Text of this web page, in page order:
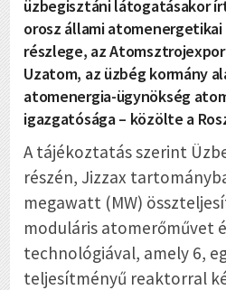
üzbegisztáni látogatásakor
orosz állami
részlege, az
Uzatom, az üzbég kormány
atomenergia-ügynökség
igazgatósága – közölte a
A tájékoztatás szerint
részén, Jizzax
megawatt (MW)
moduláris atomerőművet
technológiával, amely 6,
teljesítményű reaktorral